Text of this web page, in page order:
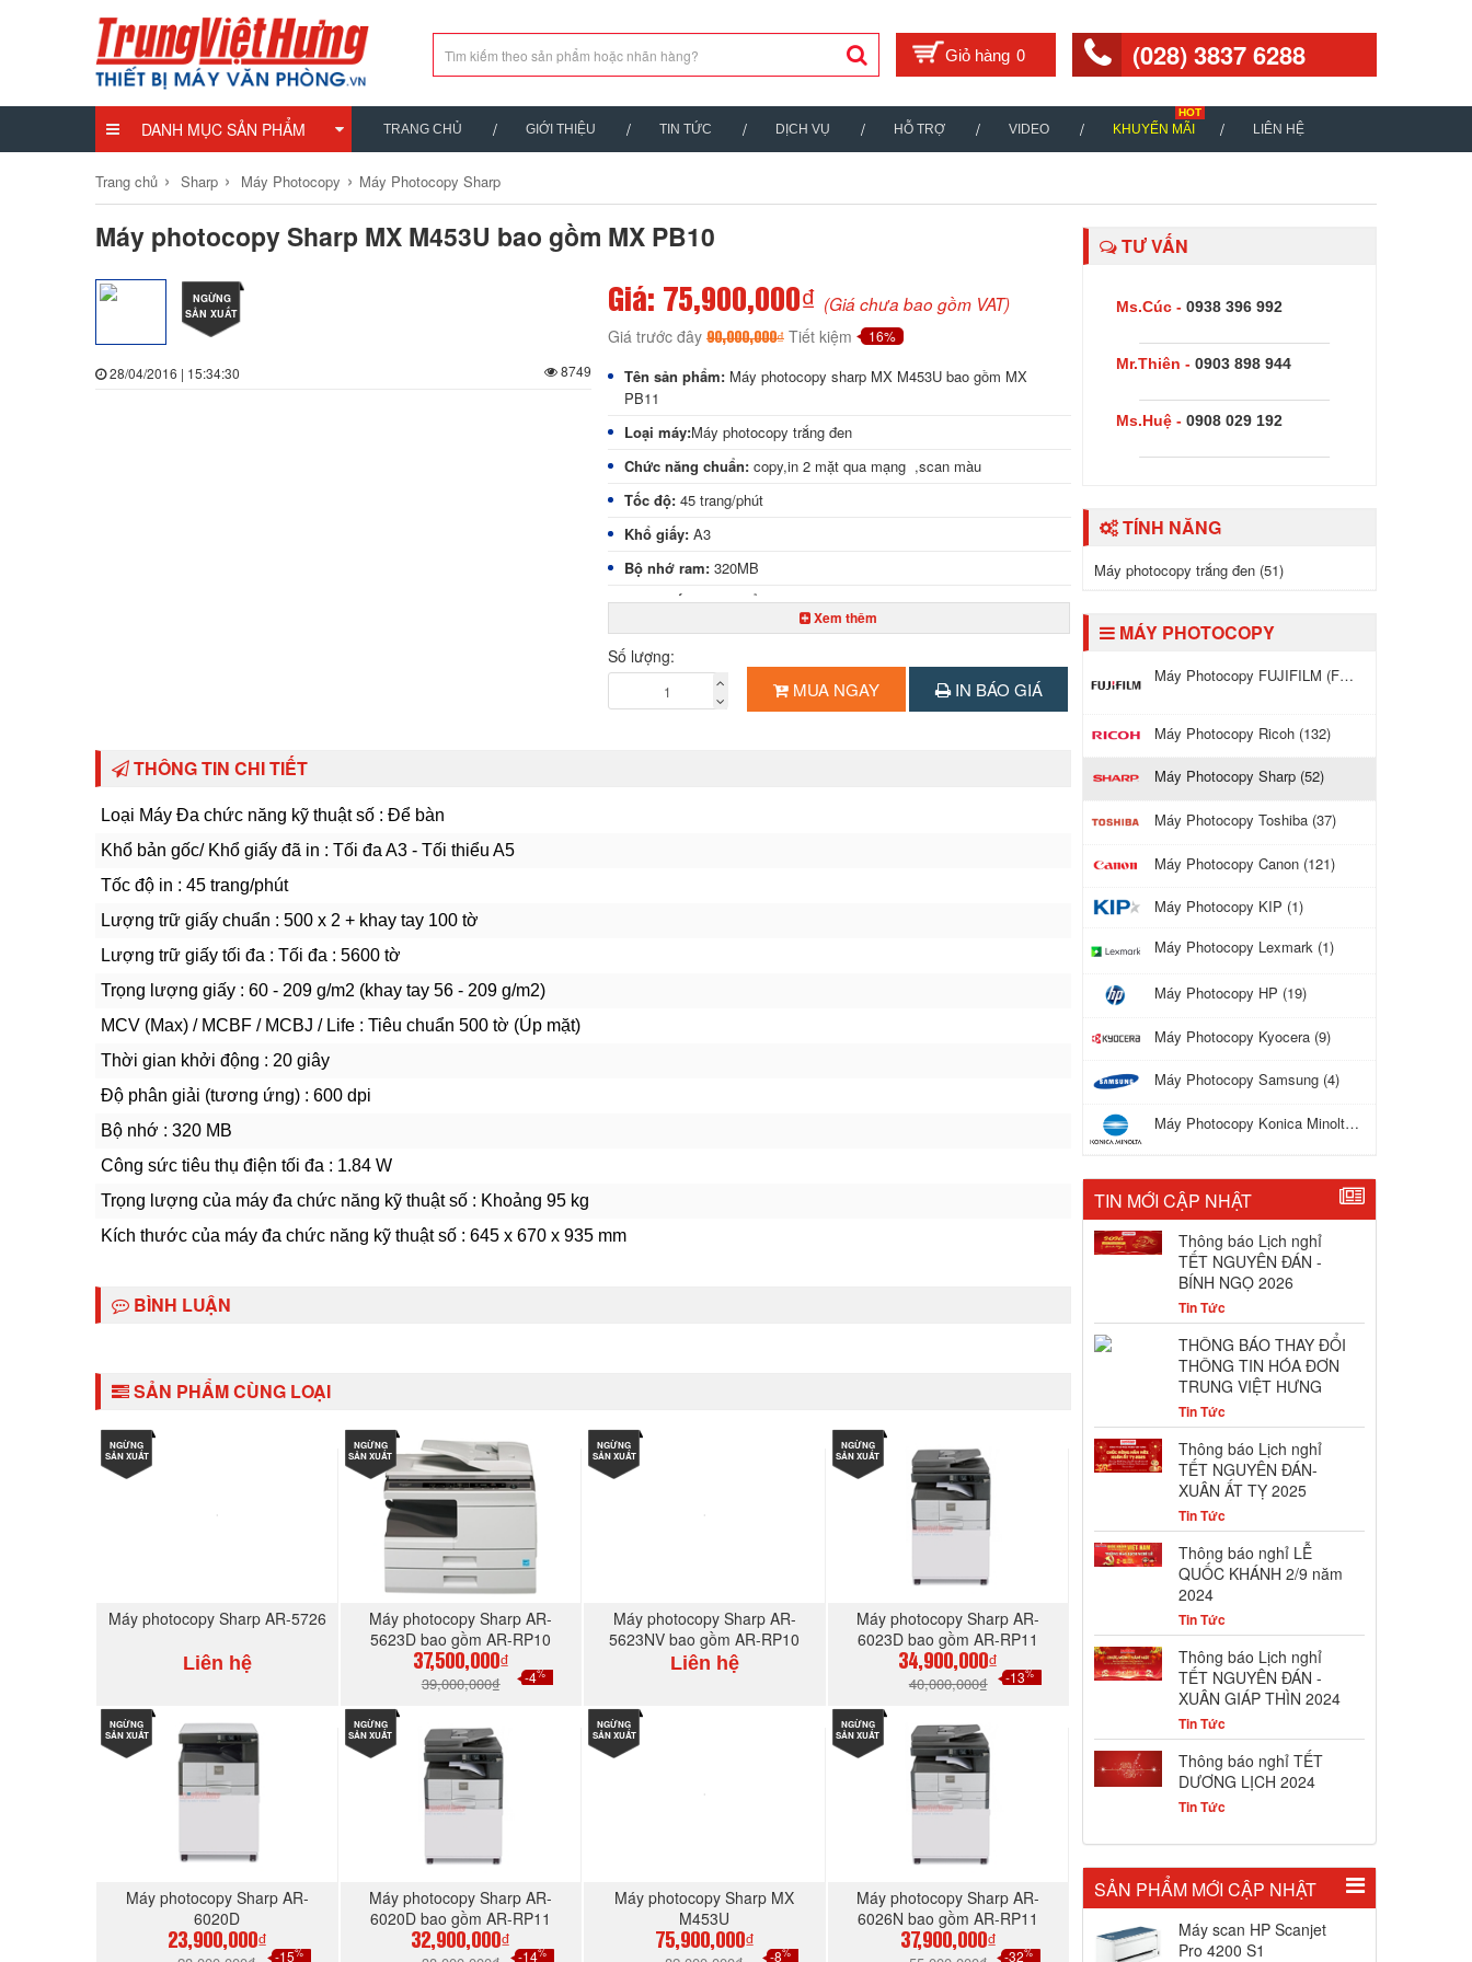
0 (028) 3837 6288
DANH MỤC SẢN PHẨM TRANG CHỦ GIỚI THIỆU TIN TỨC DỊCH VỤ HỖ TRỢ VIDEO KHUYẾN MÃI LIÊN HỆ
Trang chủ › Sharp › Máy Photocopy › Máy Photocopy Sharp
Máy photocopy Sharp MX M453U bao gồm MX PB10
NGỪNG
SẢN XUẤT
28/04/2016 | 15:34:30 8749
Giá: 75,900,000₫ (Giá chưa bao gồm VAT)
Giá trước đây 90,000,000₫Tiết kiệm 16%
Tên sản phẩm:Máy photocopy sharp MX M453U bao gồm MX
PB11
Loại máy:Máy photocopy trắng đen
Chức năng chuẩn:copy,in 2 mặt qua mạng ,scan màu
Tốc độ:45 trang/phút
Khổ giấy:A3
Bộ nhớ ram:320MB
Khay giấy tiêu chuẩn:250 tờ x 2 khay
Khay giấy tay:100 tờ
Độ phân giải:
600 x 600 dpi
Phóng to – thu nhỏ:
25%-400%
Xem thêm
Số lượng:
MUA NGAY IN BÁO GIÁ
THÔNG TIN CHI TIẾT
Loại Máy Đa chức năng kỹ thuật số : Để bàn
Khổ bản gốc/ Khổ giấy đã in : Tối đa A3 - Tối thiểu A5
Tốc độ in : 45 trang/phút
Lượng trữ giấy chuẩn : 500 x 2 + khay tay 100 tờ
Lượng trữ giấy tối đa : Tối đa : 5600 tờ
Trọng lượng giấy : 60 - 209 g/m2 (khay tay 56 - 209 g/m2)
MCV (Max) / MCBF / MCBJ / Life : Tiêu chuẩn 500 tờ (Úp mặt)
Thời gian khởi động : 20 giây
Độ phân giải (tương ứng) : 600 dpi
Bộ nhớ : 320 MB
Công sức tiêu thụ điện tối đa : 1.84 W
Trọng lượng của máy đa chức năng kỹ thuật số : Khoảng 95 kg
Kích thước của máy đa chức năng kỹ thuật số : 645 x 670 x 935 mm
BÌNH LUẬN
SẢN PHẨM CÙNG LOẠI
NGỪNG
SẢN XUẤT
Máy photocopy Sharp AR-5726
Liên hệ
MUA NGAY
NGỪNG
SẢN XUẤT
Máy photocopy Sharp AR-
5623D bao gồm AR-RP10
37,500,000₫
39,000,000₫ -4%
MUA NGAY
NGỪNG
SẢN XUẤT
Máy photocopy Sharp AR-
5623NV bao gồm AR-RP10
Liên hệ
NGỪNG
SẢN XUẤT
Máy photocopy Sharp AR-
6023D bao gồm AR-RP11
34,900,000₫
40,000,000₫ -13%
MUA NGAY
NGỪNG
SẢN XUẤT
Máy photocopy Sharp AR-
6020D
23,900,000₫
-15%
NGỪNG
SẢN XUẤT
Máy photocopy Sharp AR-
6020D bao gồm AR-RP11
32,900,000₫
-14%
NGỪNG
SẢN XUẤT
Máy photocopy Sharp MX
M453U
75,900,000₫
-8%
NGỪNG
SẢN XUẤT
Máy photocopy Sharp AR-
6026N bao gồm AR-RP11
37,900,000₫
-32%
TƯ VẤN
Ms.Cúc - 0938 396 992
Mr.Thiên - 0903 898 944
Ms.Huệ - 0908 029 192
TÍNH NĂNG
Máy photocopy trắng đen (51)
MÁY PHOTOCOPY
Máy Photocopy FUJIFILM (Fuji Xerox) (121)
Máy Photocopy Ricoh (132)
Máy Photocopy Sharp (52)
Máy Photocopy Toshiba (37)
Máy Photocopy Canon (121)
Máy Photocopy KIP (1)
Máy Photocopy Lexmark (1)
Máy Photocopy HP (19)
Máy Photocopy Kyocera (9)
Máy Photocopy Samsung (4)
Máy Photocopy Konica Minolta (17)
TIN MỚI CẬP NHẬT
Thông báo Lịch nghỉ
TẾT NGUYÊN ĐÁN -
BÍNH NGỌ 2026
Tin Tức
THÔNG BÁO THAY ĐỔI
THÔNG TIN HÓA ĐƠN
TRUNG VIỆT HƯNG
Tin Tức
Thông báo Lịch nghỉ
TẾT NGUYÊN ĐÁN-
XUÂN ẤT TỴ 2025
Tin Tức
Thông báo nghỉ LỄ
QUỐC KHÁNH 2/9 năm
2024
Tin Tức
Thông báo Lịch nghỉ
TẾT NGUYÊN ĐÁN -
XUÂN GIÁP THÌN 2024
Tin Tức
Thông báo nghỉ TẾT
DƯƠNG LỊCH 2024
Tin Tức
SẢN PHẨM MỚI CẬP NHẬT
Máy scan HP Scanjet
Pro 4200 S1